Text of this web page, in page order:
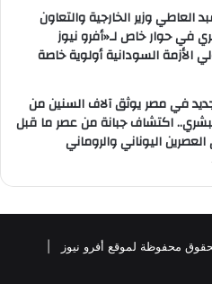
العاطي وزير الخارجية والتعاون
في حوار خاص لـ«أفرو نيوز
في مصر يوثق آلاف السنين من
اكتشاف جبانة من عصر ما قبل
اليوناني والروماني